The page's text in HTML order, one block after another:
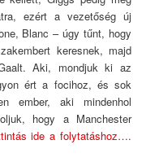
ezért a vezetőség új
Blanc – úgy tűnt, hogy
keresnek, majd
Aki, mondjuk ki az
ért a focihoz, és sok
ember, aki mindenhol
hogy a Manchester
ide a folytatáshoz….